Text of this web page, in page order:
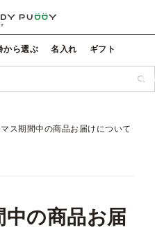
から選ぶ 名入れ ギフト
検
ス期間中の商品お届けについて
の商品お届